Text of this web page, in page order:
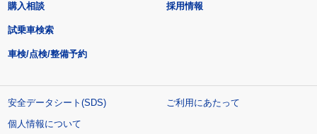
購入相談
試乗車検索
車検/点検/整備予約
採用情報
安全データシート(SDS)
ご利用にあたって
個人情報について